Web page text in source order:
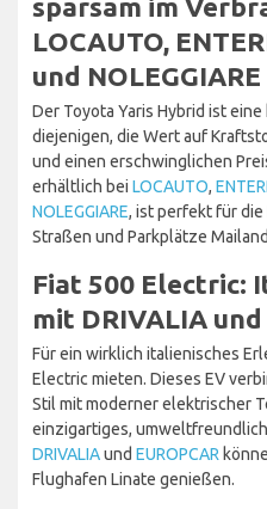
sparsam im
LOCAUTO,
und NOLEGGIARE
Der Toyota Yaris Hybrid ist
diejenigen, die Wert auf
und einen erschwinglichen
erhältlich bei LOCAUTO,
NOLEGGIARE, ist perfekt für die
Straßen und Parkplätze
Fiat 500 Electric:
mit DRIVALIA und
Für ein wirklich italienisches
Electric mieten. Dieses EV
Stil mit moderner elektrischer
einzigartiges,
DRIVALIAund EUROPCAR
Flughafen Linate genießen.